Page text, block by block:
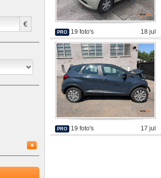
€
PRO 19 foto's 18 jul
PRO 19 foto's 17 jul